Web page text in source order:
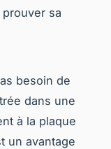
sa
besoin de
dans une
à la plaque
un avantage